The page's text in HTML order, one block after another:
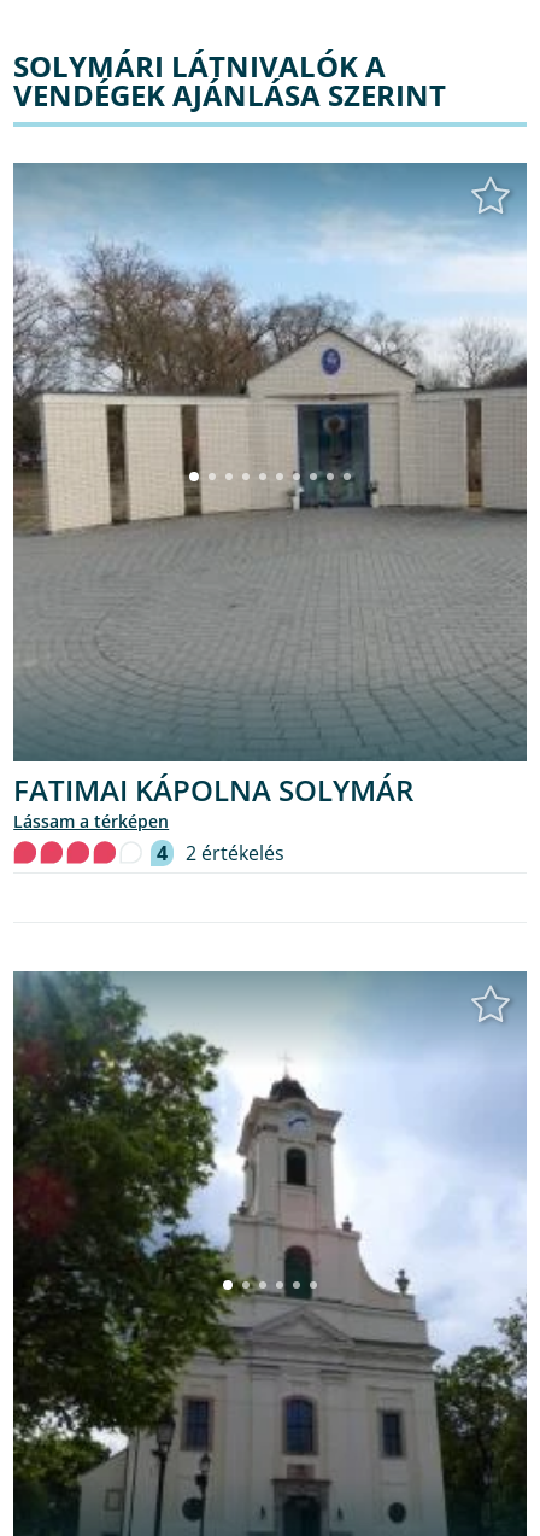
SOLYMÁRI LÁTNIVALÓK A
VENDÉGEK AJÁNLÁSA SZERINT
FATIMAI KÁPOLNA SOLYMÁR
lássam a térképen
4 2 értékelés